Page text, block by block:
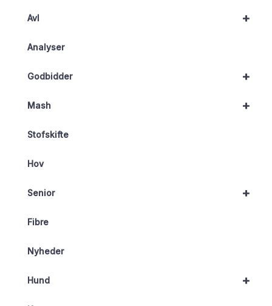
+
Avl
Analyser
+
Godbidder
+
Mash
Stofskifte
Hov
+
Senior
Fibre
Nyheder
+
Hund